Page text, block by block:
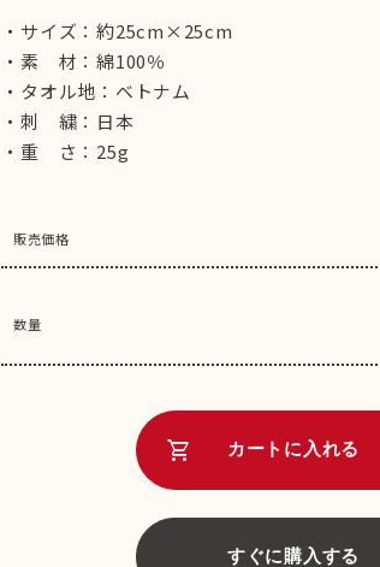
・サイズ：約25cm×25cm
・素 材：綿100％
・タオル地：ベトナム
・刺 繍：日本
・重 さ：25g
販売価格
数量
shopping_cart カートに入れる
すぐに購入する